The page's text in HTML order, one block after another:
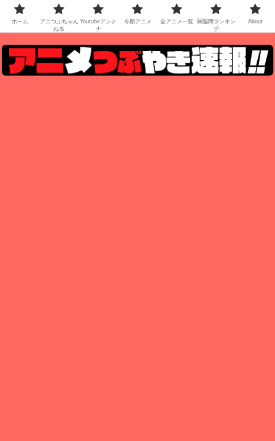
ホーム
アニつぶちゃん
ねる
Youtubeアンテ
ナ
今期アニメ 全アニメ一覧
🆕週間ランキン
グ
About